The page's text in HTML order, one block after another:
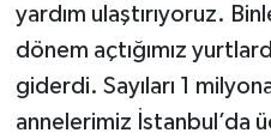
yardım ulaştırıyoruz.
dönem açtığımız
giderdi. Sayıları 1
annelerimiz İstanbul’da